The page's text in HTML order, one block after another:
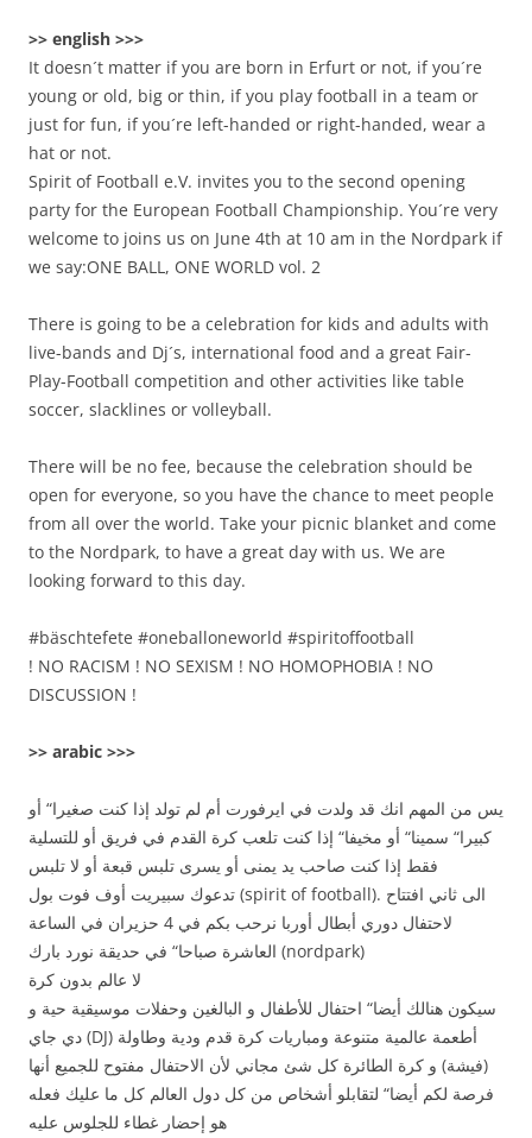
>> english >>>
It doesn´t matter if you are born in Erfurt or not, if you´re
young or old, big or thin, if you play football in a team or
just for fun, if you´re left-handed or right-handed, wear a
hat or not.
Spirit of Football e.V. invites you to the second opening
party for the European Football Championship. You´re very
welcome to joins us on June 4th at 10 am in the Nordpark if
we say:ONE BALL, ONE WORLD vol. 2
There is going to be a celebration for kids and adults with
live-bands and Dj´s, international food and a great Fair-
Play-Football competition and other activities like table
soccer, slacklines or volleyball.
There will be no fee, because the celebration should be
open for everyone, so you have the chance to meet people
from all over the world. Take your picnic blanket and come
to the Nordpark, to have a great day with us. We are
looking forward to this day.
#bäschtefete #oneballoneworld #spiritoffootball
! NO RACISM ! NO SEXISM ! NO HOMOPHOBIA ! NO
DISCUSSION !
>> arabic >>>
يس من المهم انك قد ولدت في ايرفورت أم لم تولد إذا كنت صغيرا“ أو
كبيرا“ سمينا“ أو مخيفا“ إذا كنت تلعب كرة القدم في فريق أو للتسلية
فقط إذا كنت صاحب يد يمنى أو يسرى تلبس قبعة أو لا تلبس
تدعوك سبيريت أوف فوت بول (spirit of football). الى ثاني افتتاح
لاحتفال دوري أبطال أوربا نرحب بكم في 4 حزيران في الساعة
العاشرة صباحا“ في حديقة نورد بارك (nordpark)
لا عالم بدون كرة
سيكون هنالك أيضا“ احتفال للأطفال و البالغين وحفلات موسيقية حية و
دي جاي (DJ) أطعمة عالمية متنوعة ومباريات كرة قدم ودية وطاولة
(فيشة) و كرة الطائرة كل شئ مجاني لأن الاحتفال مفتوح للجميع أنها
فرصة لكم أيضا“ لتقابلو أشخاص من كل دول العالم كل ما عليك فعله
هو إحضار غطاء للجلوس عليه